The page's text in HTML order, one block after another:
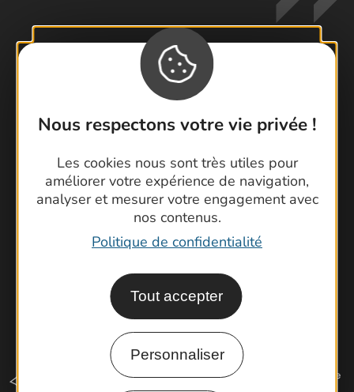
Nous respectons votre vie privée !
Les cookies nous sont très utiles pour
améliorer votre expérience de navigation,
analyser et mesurer votre engagement avec
nos contenus.
Politique de confidentialité
Tout accepter
Personnaliser
Contactez-nous !
Foire aux questions
Cartoguides et Topoguides
Latitude Gard